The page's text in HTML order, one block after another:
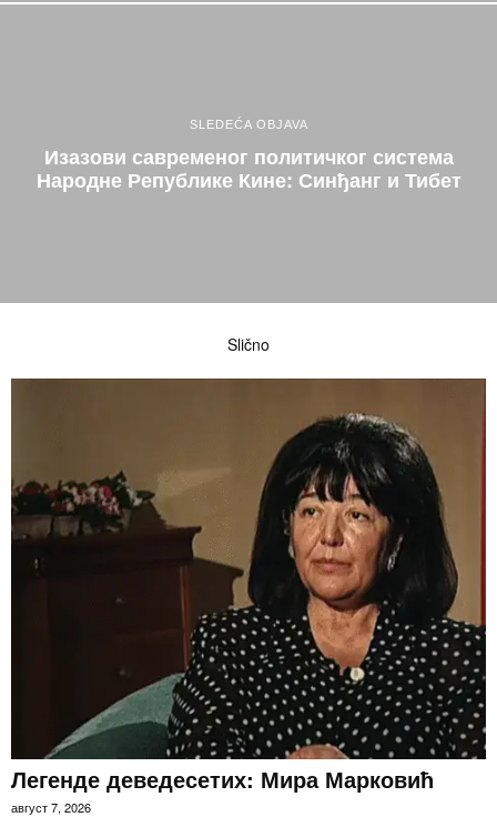
SLEDEĆA OBJAVA
Изазови савременог политичког система
Народне Републике Кине: Синђанг и Тибет
Slično
Легенде деведесетих: Мира Марковић
август 7, 2026